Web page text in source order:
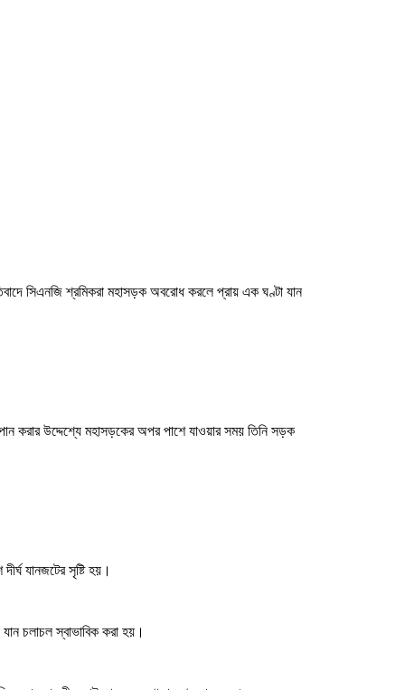
সিএনজি শ্রমিকরা মহাসড়ক অবরোধ করলে প্রায় এক ঘণ্টা যান
করার উদ্দেশ্যে মহাসড়কের অপর পাশে যাওয়ার সময় তিনি সড়ক
যানজটের সৃষ্টি হয়।
চলাচল স্বাভাবিক করা হয়।